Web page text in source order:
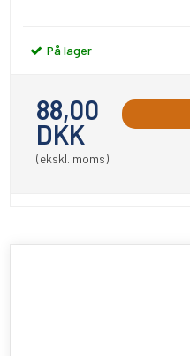
På lager
88,00
DKK
(ekskl. moms)